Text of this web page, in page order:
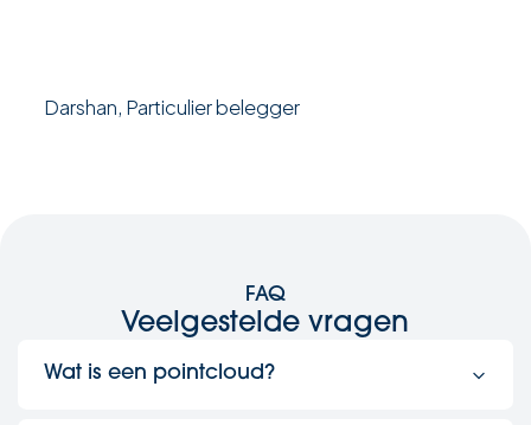
Darshan, Particulier belegger
FAQ
Veelgestelde vragen
Wat is een pointcloud?